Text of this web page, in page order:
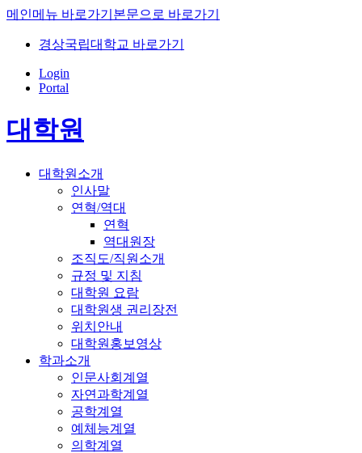
메인메뉴 바로가기 본문으로 바로가기
경상국립대학교 바로가기
Login
Portal
대학원
대학원소개
인사말
연혁/역대
연혁
역대원장
조직도/직원소개
규정 및 지침
대학원 요람
대학원생 권리장전
위치안내
대학원홍보영상
학과소개
인문사회계열
자연과학계열
공학계열
예체능계열
의학계열